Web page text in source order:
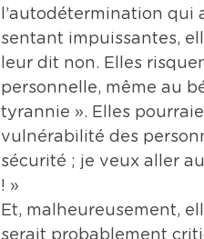
l’autodétermination qui
sentant impuissantes,
leur dit non. Elles
personnelle, même au
tyrannie ». Elles
vulnérabilité des
sécurité ; je veux aller
! »
Et, malheureusement,
serait probablement